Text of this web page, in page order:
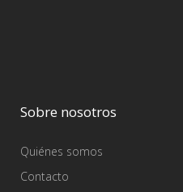
Sobre nosotros
Quiénes somos
Contacto